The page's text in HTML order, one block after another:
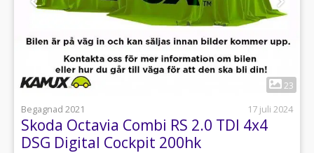
23
Begagnad 2021
17 juli 2024
Skoda Octavia Combi RS 2.0 TDI 4x4
DSG Digital Cockpit 200hk